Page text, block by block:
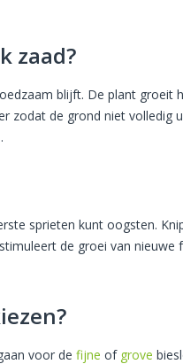
zaad?
blijft. De plant groeit
zodat de grond niet volledig
sprieten kunt oogsten.
de groei van nieuwe
voor defijne of grove